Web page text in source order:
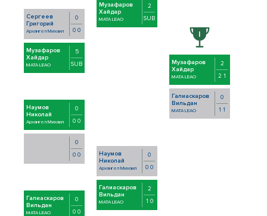
Сергеев
Григорий
Архангел Михаил
0
0 0
Музафаров
Хайдар
MATA LEAO
5
SUB
Наумов
Николай
Архангел Михаил
0
0 0
0
0 0
Галиаскаров
Вильдан
MATA LEAO
0
0 0
Музафаров
Хайдар
MATA LEAO
2
SUB
Наумов
Николай
Архангел Михаил
0
0 0
Галиаскаров
Вильдан
MATA LEAO
2
1 0
Музафаров
Хайдар
MATA LEAO
2
2 1
Галиаскаров
Вильдан
MATA LEAO
0
1 1